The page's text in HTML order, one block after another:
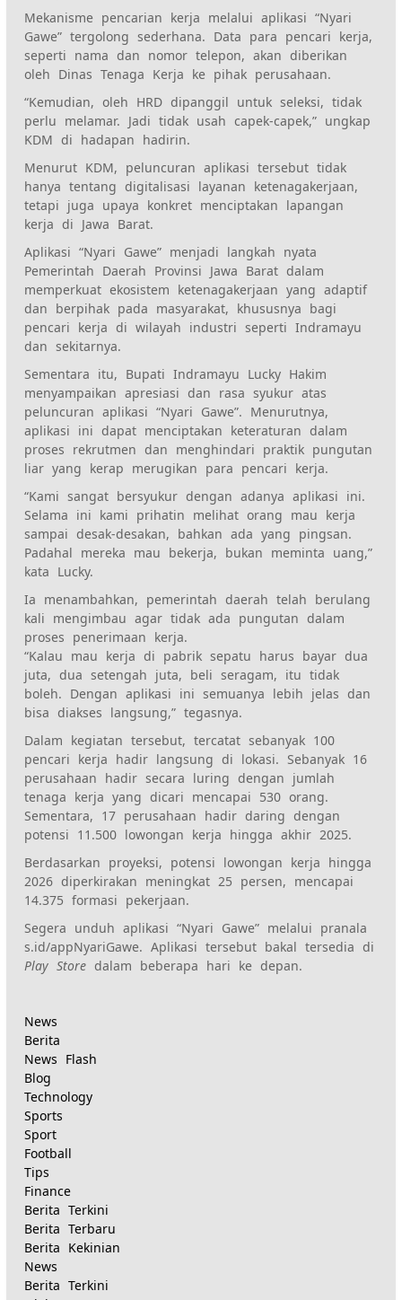
Mekanisme pencarian kerja melalui aplikasi “Nyari
Gawe” tergolong sederhana. Data para pencari kerja,
seperti nama dan nomor telepon, akan diberikan
oleh Dinas Tenaga Kerja ke pihak perusahaan.
“Kemudian, oleh HRD dipanggil untuk seleksi, tidak
perlu melamar. Jadi tidak usah capek-capek,” ungkap
KDM di hadapan hadirin.
Menurut KDM, peluncuran aplikasi tersebut tidak
hanya tentang digitalisasi layanan ketenagakerjaan,
tetapi juga upaya konkret menciptakan lapangan
kerja di Jawa Barat.
Aplikasi “Nyari Gawe” menjadi langkah nyata
Pemerintah Daerah Provinsi Jawa Barat dalam
memperkuat ekosistem ketenagakerjaan yang adaptif
dan berpihak pada masyarakat, khususnya bagi
pencari kerja di wilayah industri seperti Indramayu
dan sekitarnya.
Sementara itu, Bupati Indramayu Lucky Hakim
menyampaikan apresiasi dan rasa syukur atas
peluncuran aplikasi “Nyari Gawe”. Menurutnya,
aplikasi ini dapat menciptakan keteraturan dalam
proses rekrutmen dan menghindari praktik pungutan
liar yang kerap merugikan para pencari kerja.
“Kami sangat bersyukur dengan adanya aplikasi ini.
Selama ini kami prihatin melihat orang mau kerja
sampai desak-desakan, bahkan ada yang pingsan.
Padahal mereka mau bekerja, bukan meminta uang,”
kata Lucky.
Ia menambahkan, pemerintah daerah telah berulang
kali mengimbau agar tidak ada pungutan dalam
proses penerimaan kerja.
“Kalau mau kerja di pabrik sepatu harus bayar dua
juta, dua setengah juta, beli seragam, itu tidak
boleh. Dengan aplikasi ini semuanya lebih jelas dan
bisa diakses langsung,” tegasnya.
Dalam kegiatan tersebut, tercatat sebanyak 100
pencari kerja hadir langsung di lokasi. Sebanyak 16
perusahaan hadir secara luring dengan jumlah
tenaga kerja yang dicari mencapai 530 orang.
Sementara, 17 perusahaan hadir daring dengan
potensi 11.500 lowongan kerja hingga akhir 2025.
Berdasarkan proyeksi, potensi lowongan kerja hingga
2026 diperkirakan meningkat 25 persen, mencapai
14.375 formasi pekerjaan.
Segera unduh aplikasi “Nyari Gawe” melalui pranala
s.id/appNyariGawe. Aplikasi tersebut bakal tersedia di
Play Store dalam beberapa hari ke depan.
News
Berita
News Flash
Blog
Technology
Sports
Sport
Football
Tips
Finance
Berita Terkini
Berita Terbaru
Berita Kekinian
News
Berita Terkini